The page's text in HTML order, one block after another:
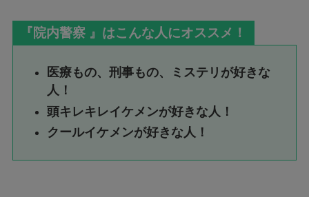
『院内警察 』はこんな人にオススメ！
医療もの、刑事もの、ミステリが好きな
人！
頭キレキレイケメンが好きな人！
クールイケメンが好きな人！